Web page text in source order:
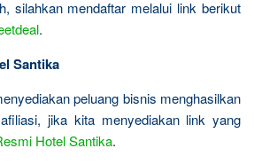
silahkan mendaftar melalui link berikut
.
Santika
peluang bisnis menghasilkan
jika kita menyediakan link yang
Hotel Santika.